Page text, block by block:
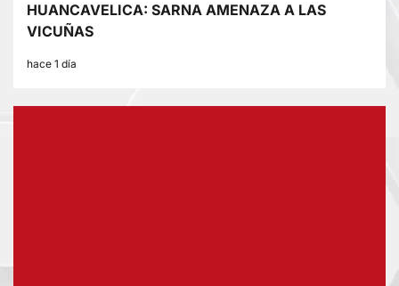
HUANCAVELICA: SARNA AMENAZA A LAS
VICUÑAS
hace 1 día